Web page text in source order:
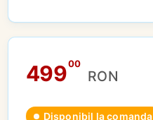
49900
RON
Disponibil la comanda